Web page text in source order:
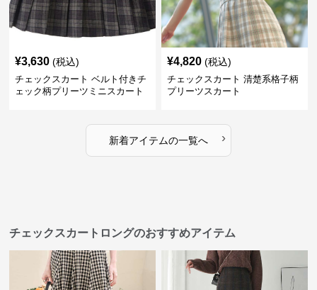
¥3,630 (税込)
チェックスカート ベルト付きチ
ェック柄プリーツミニスカート
¥4,820 (税込)
チェックスカート 清楚系格子柄
プリーツスカート
新着アイテムの一覧へ ›
チェックスカートロングのおすすめアイテム